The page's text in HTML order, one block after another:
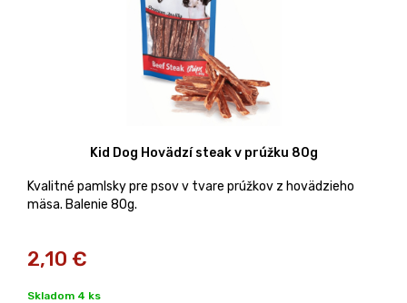
Kid Dog Hovädzí steak v prúžku 80g
Kvalitné pamlsky pre psov v tvare prúžkov z hovädzieho
mäsa. Balenie 80g.
2,10 €
Skladom 4 ks